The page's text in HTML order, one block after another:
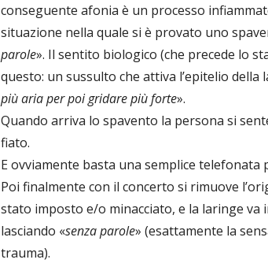
conseguente afonia è un processo
situazione nella quale si è provato uno
parole». Il sentito biologico (che precede lo
questo: un sussulto che attiva l’epitelio
più aria per poi gridare più forte».
Quando arriva lo spavento la persona si
fiato.
E ovviamente basta una semplice
Poi finalmente con il concerto si rimuove
stato imposto e/o minacciato, e la laringe va
lasciando «senza parole» (esattamente la
trauma).